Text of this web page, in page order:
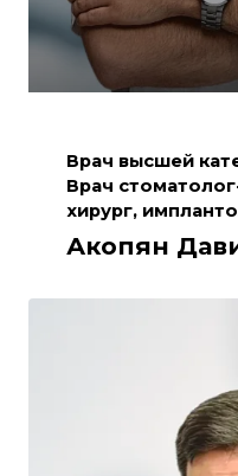
Врач высшей
Врач
хирург,
Акопян